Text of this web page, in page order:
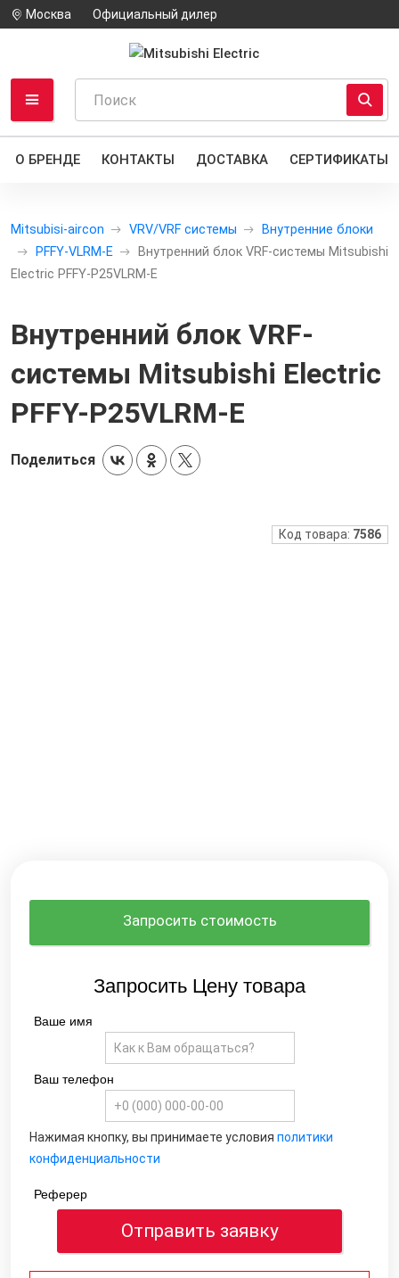
Москва Официальный дилер
О БРЕНДЕ КОНТАКТЫ ДОСТАВКА СЕРТИФИКАТЫ
Mitsubisi-aircon VRV/VRF системы
Внутренние блоки
PFFY-VLRM-E
Внутренний блок VRF-системы Mitsubishi
Electric PFFY-P25VLRM-E
Внутренний блок VRF-
системы Mitsubishi Electric
PFFY-P25VLRM-E
Поделиться
Код товара: 7586
Запросить стоимость
Запросить Цену товара
Ваше имя
Ваш телефон
Нажимая кнопку, вы принимаете условияполитики
конфиденциальности
Реферер
Отправить заявку